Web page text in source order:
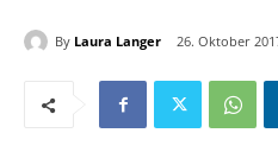
By Laura Langer 26. Oktober